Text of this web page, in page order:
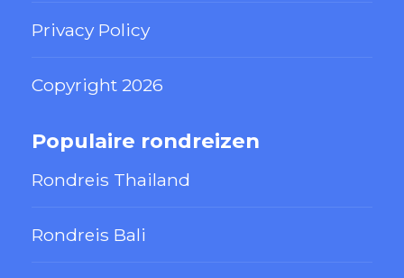
Privacy Policy
Copyright 2026
Populaire rondreizen
Rondreis Thailand
Rondreis Bali